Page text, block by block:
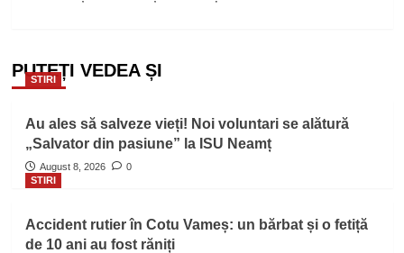
PUTEȚI VEDEA ȘI
STIRI
Au ales să salveze vieți! Noi voluntari se alătură
„Salvator din pasiune” la ISU Neamț
August 8, 2026
0
STIRI
Accident rutier în Cotu Vameș: un bărbat și o fetiță
de 10 ani au fost răniți